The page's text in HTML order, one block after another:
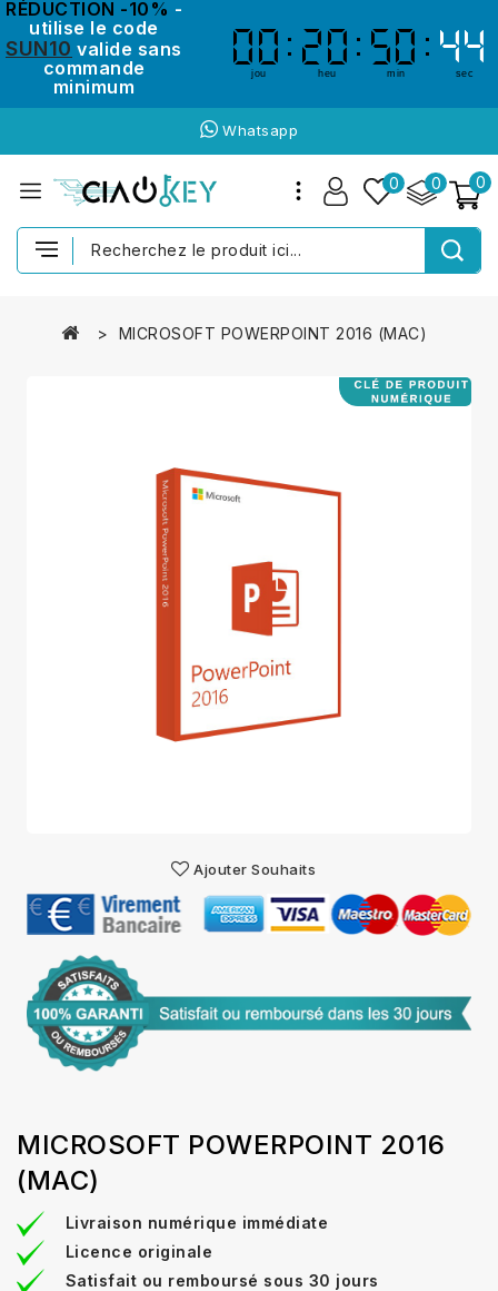
RÉDUCTION -10% -
utilise le code
SUN10 valide sans
commande
minimum
00
00
jou
20
20
heu
50
50
min
44
43
43
44
sec
Whatsapp
0
0
0
MICROSOFT POWERPOINT 2016 (MAC)
Ajouter Souhaits
MICROSOFT POWERPOINT 2016
(MAC)
Livraison numérique immédiate
Licence originale
Satisfait ou remboursé sous 30 jours